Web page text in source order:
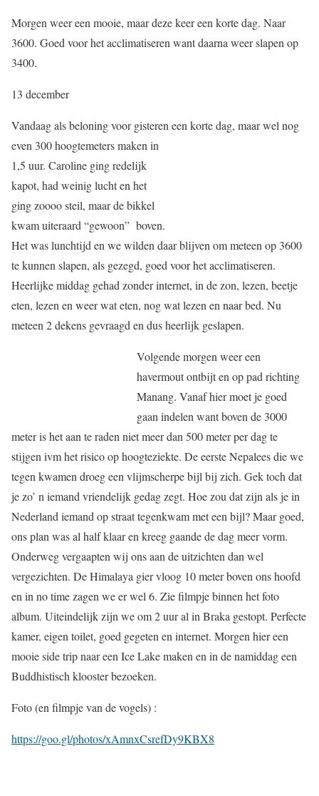
Morgen weer een mooie, maar deze keer een korte dag. Naar
3600. Goed voor het acclimatiseren want daarna weer slapen op
3400.
13 december
Vandaag als beloning voor gisteren een korte dag, maar wel nog
even 300 hoogtemeters maken in
1,5 uur. Caroline ging redelijk
kapot, had weinig lucht en het
ging zoooo steil, maar de bikkel
kwam uiteraard “gewoon” boven.
Het was lunchtijd en we wilden daar blijven om meteen op 3600
te kunnen slapen, als gezegd, goed voor het acclimatiseren.
Heerlijke middag gehad zonder internet, in de zon, lezen, beetje
eten, lezen en weer wat eten, nog wat lezen en naar bed. Nu
meteen 2 dekens gevraagd en dus heerlijk geslapen.
Volgende morgen weer een
havermout ontbijt en op pad richting
Manang. Vanaf hier moet je goed
gaan indelen want boven de 3000
meter is het aan te raden niet meer dan 500 meter per dag te
stijgen ivm het risico op hoogteziekte. De eerste Nepalees die we
tegen kwamen droeg een vlijmscherpe bijl bij zich. Gek toch dat
je zo’ n iemand vriendelijk gedag zegt. Hoe zou dat zijn als je in
Nederland iemand op straat tegenkwam met een bijl? Maar goed,
ons plan was al half klaar en kreeg gaande de dag meer vorm.
Onderweg vergaapten wij ons aan de uitzichten dan wel
vergezichten. De Himalaya gier vloog 10 meter boven ons hoofd
en in no time zagen we er wel 6. Zie filmpje binnen het foto
album. Uiteindelijk zijn we om 2 uur al in Braka gestopt. Perfecte
kamer, eigen toilet, goed gegeten en internet. Morgen hier een
mooie side trip naar een Ice Lake maken en in de namiddag een
Buddhistisch klooster bezoeken.
Foto (en filmpje van de vogels) :
https://goo.gl/photos/xAmnxCsrefDy9KBX8